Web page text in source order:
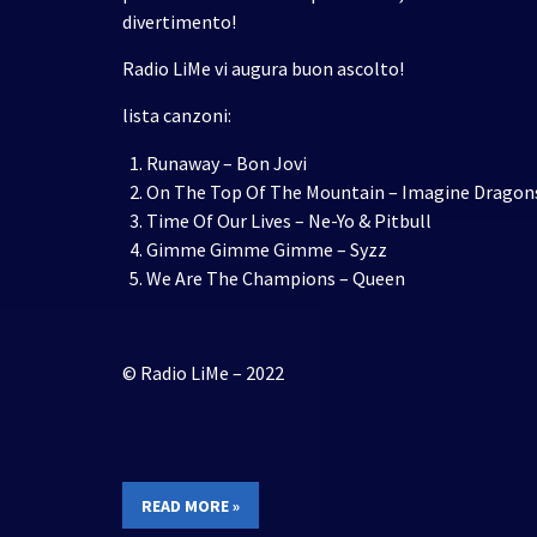
divertimento!
Radio LiMe vi augura buon ascolto!
lista canzoni:
Runaway – Bon Jovi
On The Top Of The Mountain – Imagine
Time Of Our Lives – Ne-Yo & Pitbull
Gimme Gimme Gimme – Syzz
We Are The Champions – Queen
© Radio LiMe – 2022
READ MORE »